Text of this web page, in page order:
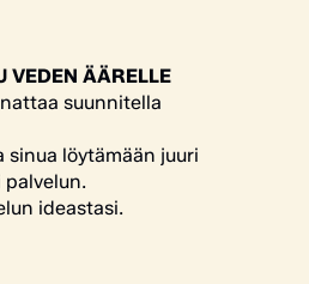
VEDEN ÄÄRELLE
suunnitella
löytämään juuri
ideastasi.